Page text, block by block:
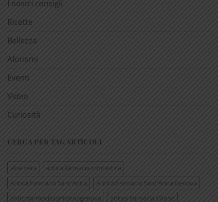
I nostri consigli
Ricette
Bellezza
Aforismi
Eventi
Video
Curiosità
CERCA PER TAG ARTICOLI
aloe vera
antica farmacia monastica
Antica Farmacia Sant'Anna
Antica Farmacia Sant'Anna Genova
anticafarmaciasantannagenova
antica farmacia s’Anna